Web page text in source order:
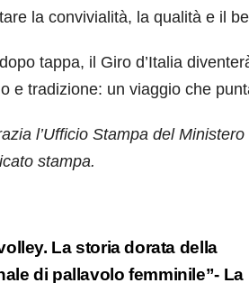
la convivialità, la qualità e il
tappa, il Giro d’Italia
e tradizione: un viaggio che
l’Ufficio Stampa del
stampa.
La storia dorata della
di pallavolo femminile”- La